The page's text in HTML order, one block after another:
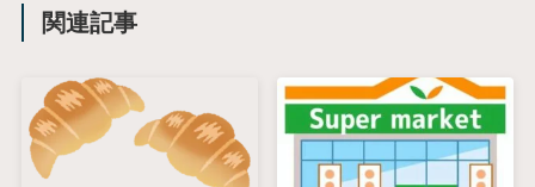
関連記事